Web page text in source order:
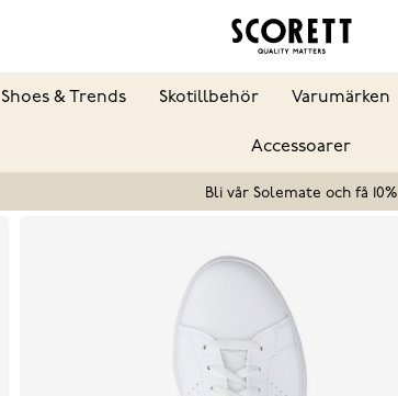
Shoes & Trends Skotillbehör Varumärken
Accessoarer
Bli vår Solemate och få 10%